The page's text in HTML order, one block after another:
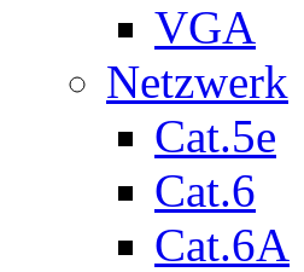
VGA
Netzwerk
Cat.5e
Cat.6
Cat.6A